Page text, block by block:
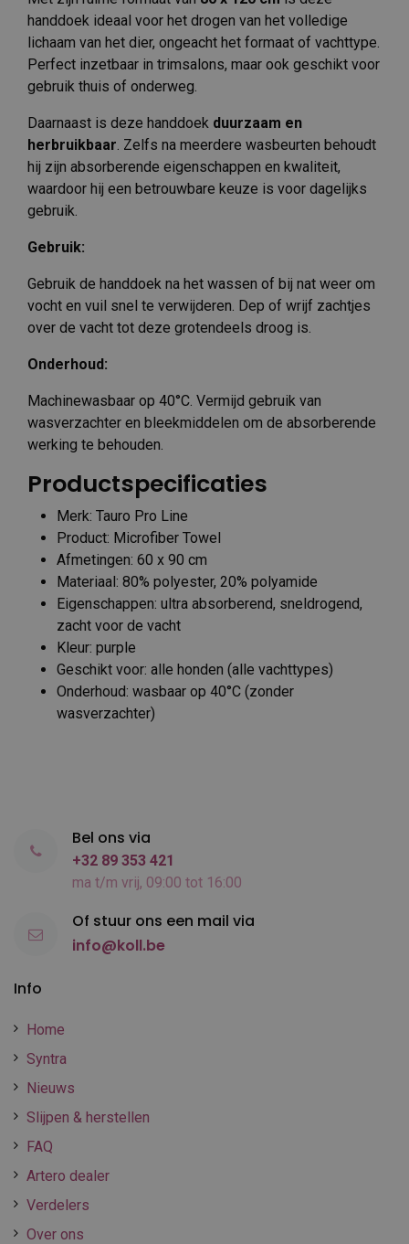
handdoek ideaal voor het drogen van het volledige
lichaam van het dier, ongeacht het formaat of vachttype.
Perfect inzetbaar in trimsalons, maar ook geschikt voor
gebruik thuis of onderweg.
Daarnaast is deze handdoek duurzaam en
herbruikbaar . Zelfs na meerdere wasbeurten behoudt
hij zijn absorberende eigenschappen en kwaliteit,
waardoor hij een betrouwbare keuze is voor dagelijks
gebruik.
Gebruik:
Gebruik de handdoek na het wassen of bij nat weer om
vocht en vuil snel te verwijderen. Dep of wrijf zachtjes
over de vacht tot deze grotendeels droog is.
Onderhoud:
Machinewasbaar op 40°C. Vermijd gebruik van
wasverzachter en bleekmiddelen om de absorberende
werking te behouden.
Productspecificaties
Merk: Tauro Pro Line
Product: Microfiber Towel
Afmetingen: 60 x 90 cm
Materiaal: 80% polyester, 20% polyamide
Eigenschappen: ultra absorberend, sneldrogend,
zacht voor de vacht
Kleur: purple
Geschikt voor: alle honden (alle vachttypes)
Onderhoud: wasbaar op 40°C (zonder
wasverzachter)
Info
Home
Syntra
Nieuws
Slijpen & herstellen
FAQ
Artero dealer
Verdelers
Over ons
Bel ons via
+32 89 353 421
ma t/m vrij, 09:00 tot 16:00
Of stuur ons een mail via
info@koll.be